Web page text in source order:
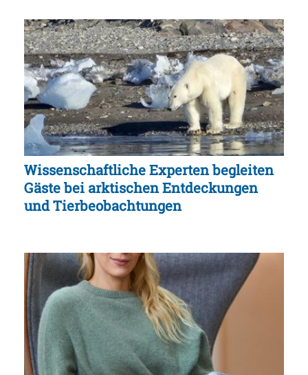
Wissenschaftliche Experten begleiten
Gäste bei arktischen Entdeckungen
und Tierbeobachtungen